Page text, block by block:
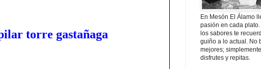
torre gastañaga
En Mesón El Álamo
pasión en cada
los sabores te
guiño a lo actual. No
mejores;
disfrutes y repitas.